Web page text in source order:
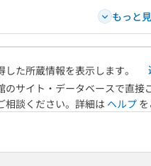
もっと
た所蔵情報を表示します。
サイト・データベースで直
相談ください。詳細は ヘルプ